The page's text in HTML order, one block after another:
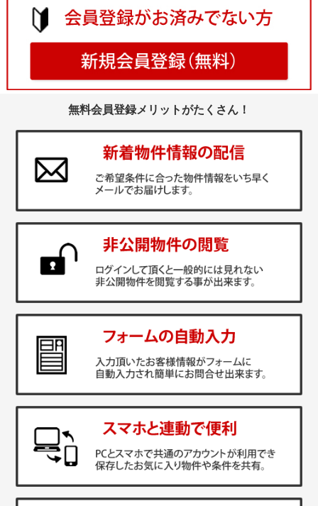
無料会員登録メリットがたくさん！